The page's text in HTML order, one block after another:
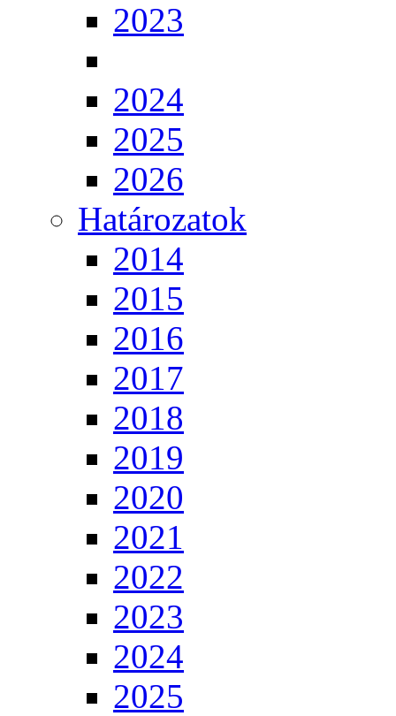
2023
2024
2025
2026
Határozatok
2014
2015
2016
2017
2018
2019
2020
2021
2022
2023
2024
2025